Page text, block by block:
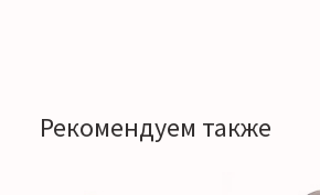
Рекомендуем также